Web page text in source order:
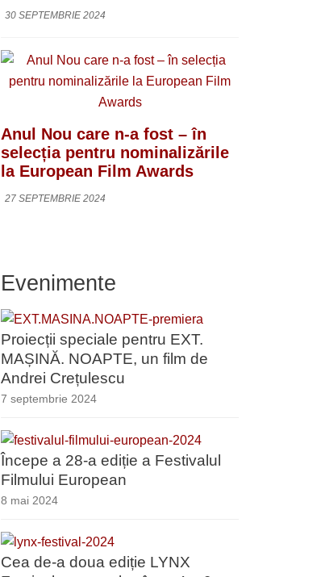
30 SEPTEMBRIE 2024
Anul Nou care n-a fost – în
selecția pentru nominalizările
la European Film Awards
27 SEPTEMBRIE 2024
Evenimente
Proiecții speciale pentru EXT.
MAȘINĂ. NOAPTE, un film de
Andrei Crețulescu
7 septembrie 2024
Începe a 28-a ediție a Festivalul
Filmului European
8 mai 2024
Cea de-a doua ediție LYNX